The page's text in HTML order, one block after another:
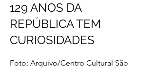
129 ANOS DA
REPÚBLICA TEM
CURIOSIDADES
Foto: Arquivo/Centro Cultural São